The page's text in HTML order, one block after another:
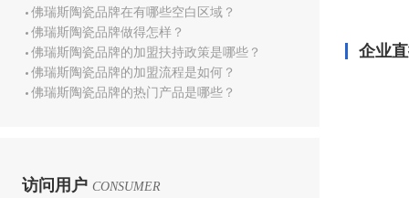
佛瑞斯陶瓷品牌在有哪些空白区域？
佛瑞斯陶瓷品牌做得怎样？
佛瑞斯陶瓷品牌的加盟扶持政策是哪些？
佛瑞斯陶瓷品牌的加盟流程是如何？
佛瑞斯陶瓷品牌的热门产品是哪些？
访问用户 CONSUMER
企业